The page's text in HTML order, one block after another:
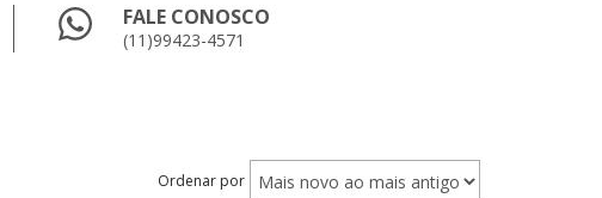
FALE CONOSCO
(11)99423-4571
Ordenar por